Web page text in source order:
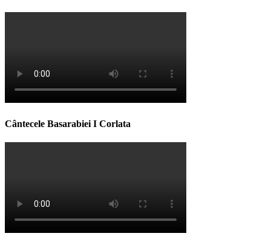
Cântecele Basarabiei I Corlata